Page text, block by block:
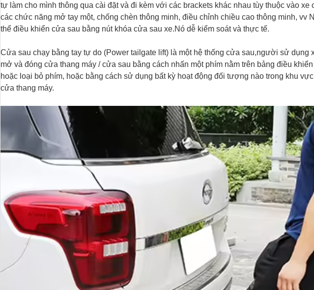
tự làm cho mình thông qua cài đặt và đi kèm với các brackets khác nhau tùy thuộc vào xe
các chức năng mở tay một, chống chèn thông minh, điều chỉnh chiều cao thông minh, vv
thể điều khiển cửa sau bằng nút khóa cửa sau xe.Nó dễ kiểm soát và thực tế.
Cửa sau chạy bằng tay tự do (Power tailgate lift) là một hệ thống cửa sau,người sử dụng
mở và đóng cửa thang máy / cửa sau bằng cách nhấn một phím nằm trên bảng điều
hoặc loại bỏ phím, hoặc bằng cách sử dụng bất kỳ hoạt động đối tượng nào trong khu
cửa thang máy.